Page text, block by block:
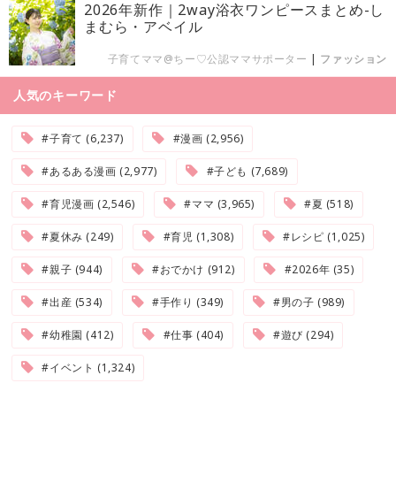
2026年新作｜2way浴衣ワンピースまとめ-し
まむら・アベイル
子育てママ@ちー♡公認ママサポーター | ファッション
人気のキーワード
#子育て (6,237) #漫画 (2,956)
#あるある漫画 (2,977) #子ども (7,689)
#育児漫画 (2,546) #ママ (3,965) #夏 (518)
#夏休み (249) #育児 (1,308) #レシピ (1,025)
#親子 (944) #おでかけ (912) #2026年 (35)
#出産 (534) #手作り (349) #男の子 (989)
#幼稚園 (412) #仕事 (404) #遊び (294)
#イベント (1,324)